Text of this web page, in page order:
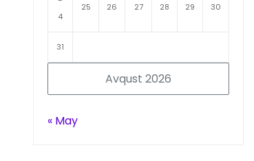
Avqust 2026
4
25 26 27 28 29 30
31
« May